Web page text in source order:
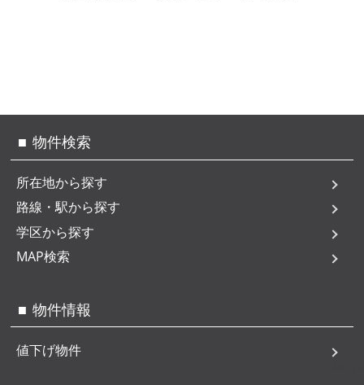
物件検索
所在地から探す
路線・駅から探す
学区から探す
MAP検索
物件情報
値下げ物件